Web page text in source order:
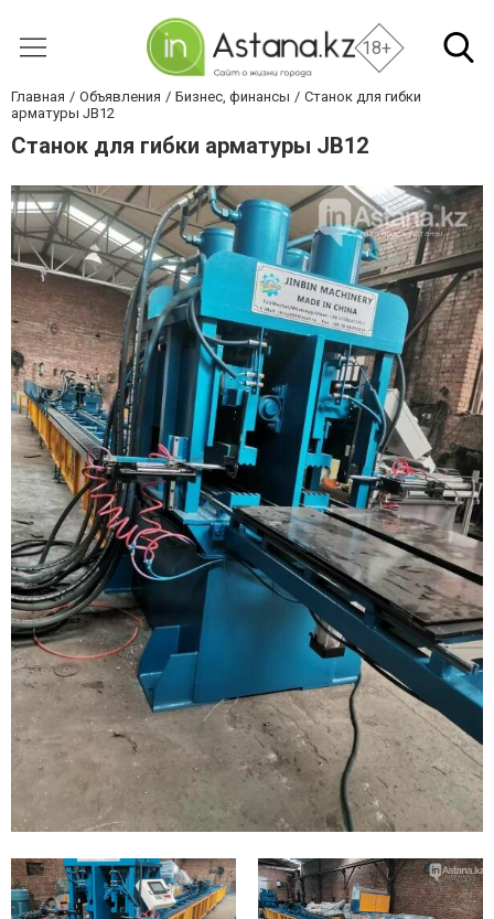
18+
Главная Объявления Бизнес, финансы
Станок для гибки
арматуры JB12
Станок для гибки арматуры JB12